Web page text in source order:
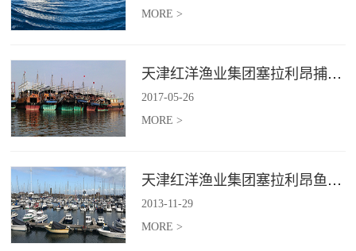
MORE >
天津红洋渔业集团塞拉利昂捕捞项目
2017-05-26
MORE >
天津红洋渔业集团塞拉利昂鱼粉项目
2013-11-29
MORE >